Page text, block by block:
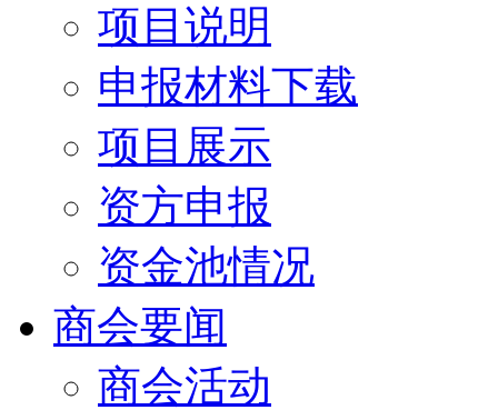
项目说明
申报材料下载
项目展示
资方申报
资金池情况
商会要闻
商会活动